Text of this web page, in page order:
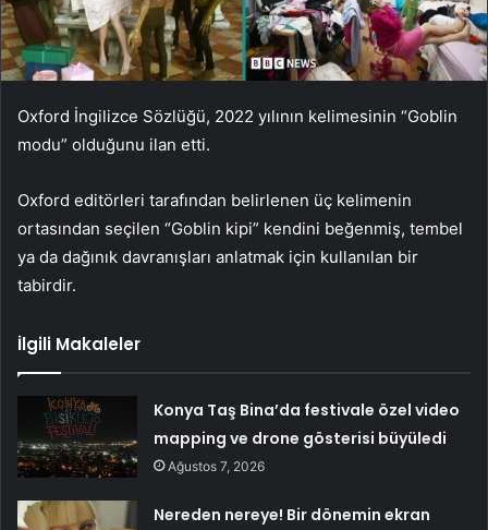
Oxford İngilizce Sözlüğü, 2022 yılının kelimesinin “Goblin
modu” olduğunu ilan etti.
Oxford editörleri tarafından belirlenen üç kelimenin
ortasından seçilen “Goblin kipi” kendini beğenmiş, tembel
ya da dağınık davranışları anlatmak için kullanılan bir
tabirdir.
İlgili Makaleler
Konya Taş Bina’da festivale özel video
mapping ve drone gösterisi büyüledi
Ağustos 7, 2026
Nereden nereye! Bir dönemin ekran